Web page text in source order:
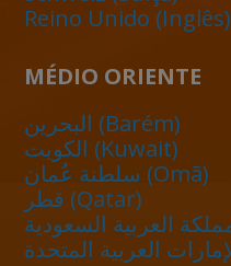
Reino Unido (Inglês)
MÉDIO ORIENTE
البحرين (Barém)
الكويت (Kuwait)
سلطنة عُمان (Omã)
قطر (Qatar)